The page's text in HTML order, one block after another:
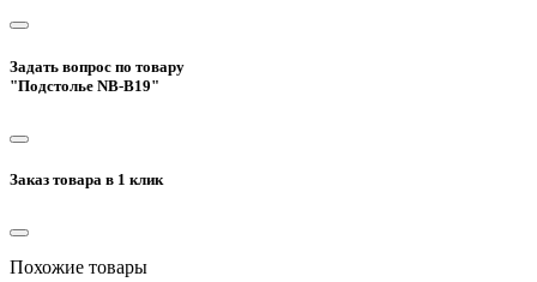
Задать вопрос по товару
"Подстолье NB-B19"
Заказ товара в 1 клик
Похожие товары